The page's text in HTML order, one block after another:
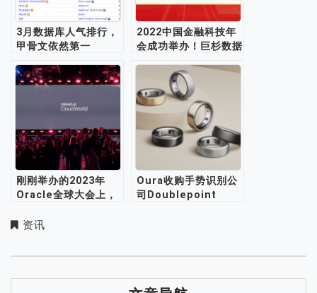
3月数据库人气排行，
甲骨文依然第一
2022中国金融科技年
会成功举办！巨杉数据
刚刚举办的2023年
Oracle全球大会上，
注？
Oura收购手势识别公
司Doublepoint
资讯